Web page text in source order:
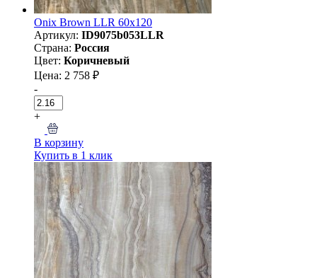
Onix Brown LLR 60x120
Артикул: ID9075b053LLR
Страна: Россия
Цвет: Коричневый
Цена: 2 758 ₽
-
+
В корзину
Купить в 1 клик